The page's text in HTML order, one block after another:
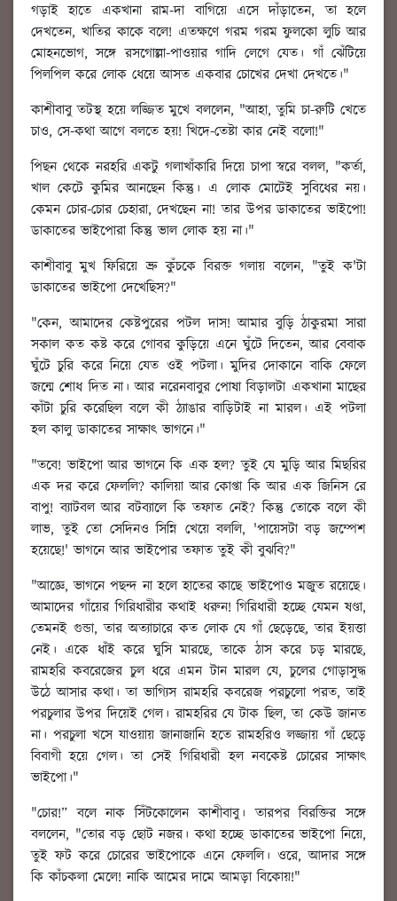
গড়াই হাতে একখানা রাম-দা বাগিয়ে এসে দাঁড়াতেন, তা হলে
দেখতেন, খাতির কাকে বলে! এতক্ষণে গরম গরম ফুলকো লুচি আর
মোহনভোগ, সঙ্গে রসগোল্লা-পাওয়ার গাদি লেগে যেত। গাঁ ঝেঁটিয়ে
পিলপিল করে লোক ধেয়ে আসত একবার চোখের দেখা দেখতে।"
কাশীবাবু তটস্থ হয়ে লজ্জিত মুখে বললেন, "আহা, তুমি চা-রুটি খেতে
চাও, সে-কথা আগে বলতে হয়! খিদে-তেষ্টা কার নেই বলো!"
পিছন থেকে নরহরি একটু গলাখাঁকারি দিয়ে চাপা স্বরে বলল, "কর্তা,
খাল কেটে কুমির আনছেন কিন্তু। এ লোক মোটেই সুবিধের নয়।
কেমন চোর-চোর চেহারা, দেখছেন না! তার উপর ডাকাতের ভাইপো!
ডাকাতের ভাইপোরা কিন্তু ভাল লোক হয় না।"
কাশীবাবু মুখ ফিরিয়ে ভ্রু কুঁচকে বিরক্ত গলায় বলেন, "তুই ক'টা
ডাকাতের ভাইপো দেখেছিস?"
"কেন, আমাদের কেষ্টপুরের পটল দাস! আমার বুড়ি ঠাকুরমা সারা
সকাল কত কষ্ট করে গোবর কুড়িয়ে এনে ঘুঁটে দিতেন, আর বেবাক
ঘুঁটে চুরি করে নিয়ে যেত ওই পটলা। মুদির দোকানে বাকি ফেলে
জন্মে শোধ দিত না। আর নরেনবাবুর পোষা বিড়ালটা একখানা মাছের
কাঁটা চুরি করেছিল বলে কী ঠ্যাঙার বাড়িটাই না মারল। এই পটলা
হল কালু ডাকাতের সাক্ষাৎ ভাগনে।"
"তবে! ভাইপো আর ভাগনে কি এক হল? তুই যে মুড়ি আর মিছরির
এক দর করে ফেললি? কালিয়া আর কোপ্তা কি আর এক জিনিস রে
বাপু! ব্যাটবল আর বটব্যালে কি তফাত নেই? কিন্তু তোকে বলে কী
লাভ, তুই তো সেদিনও সিন্নি খেয়ে বললি, 'পায়েসটা বড় জম্পেশ
হয়েছে!' ভাগনে আর ভাইপোর তফাত তুই কী বুঝবি?"
"আজ্ঞে, ভাগনে পছন্দ না হলে হাতের কাছে ভাইপোও মজুত রয়েছে।
আমাদের গাঁয়ের গিরিধারীর কথাই ধরুন! গিরিধারী হচ্ছে যেমন ষণ্ডা,
তেমনই গুন্ডা, তার অত্যাচারে কত লোক যে গাঁ ছেড়েছে, তার ইয়ত্তা
নেই। একে ধাঁই করে ঘুসি মারছে, তাকে ঠাস করে চড় মারছে,
রামহরি কবরেজের চুল ধরে এমন টান মারল যে, চুলের গোড়াসুদ্ধ
উঠে আসার কথা। তা ভাগ্যিস রামহরি কবরেজ পরচুলো পরত, তাই
পরচুলার উপর দিয়েই গেল। রামহরির যে টাক ছিল, তা কেউ জানত
না। পরচুলা খসে যাওয়ায় জানাজানি হতে রামহরিও লজ্জায় গাঁ ছেড়ে
বিবাগী হয়ে গেল। তা সেই গিরিধারী হল নবকেষ্ট চোরের সাক্ষাৎ
ভাইপো।"
"চোর!” বলে নাক সিঁটকোলেন কাশীবাবু। তারপর বিরক্তির সঙ্গে
বললেন, "তোর বড় ছোট নজর। কথা হচ্ছে ডাকাতের ভাইপো নিয়ে,
তুই ফট করে চোরের ভাইপোকে এনে ফেললি। ওরে, আদার সঙ্গে
কি কাঁচকলা মেলে! নাকি আমের দামে আমড়া বিকোয়!"